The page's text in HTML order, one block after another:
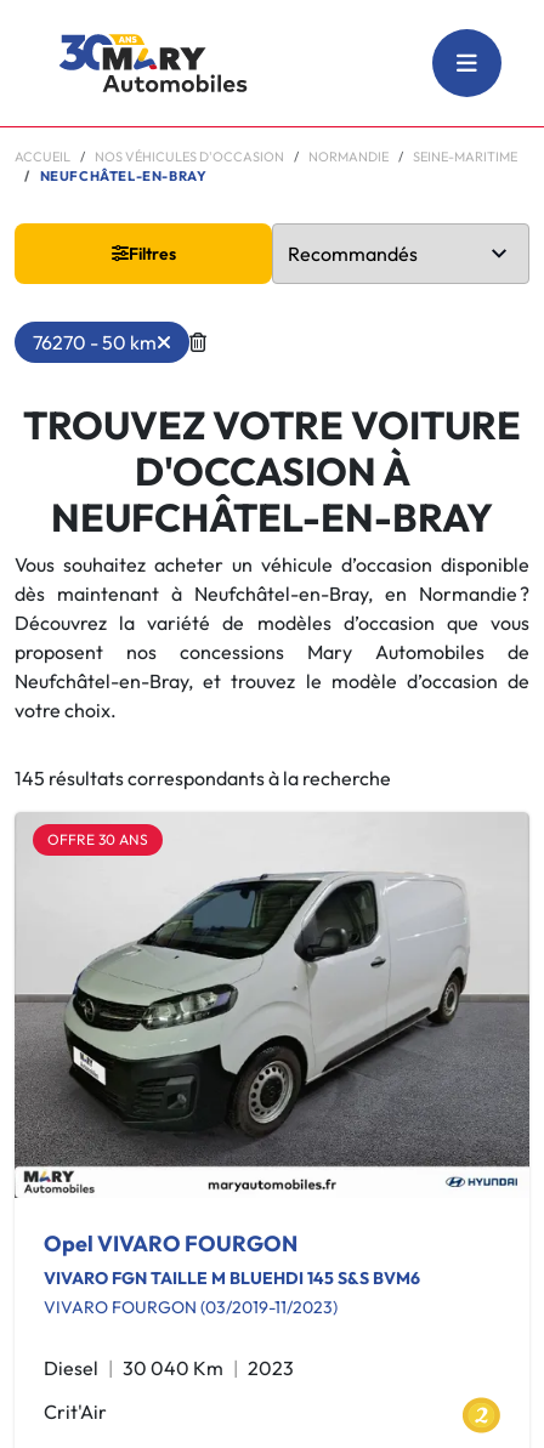
ACCUEIL NOS VÉHICULES D'OCCASION NORMANDIE
SEINE-MARITIME
NEUFCHÂTEL-EN-BRAY
Filtres
76270 - 50 km
TROUVEZ VOTRE VOITURE
D'OCCASION À
NEUFCHÂTEL-EN-BRAY
Vous souhaitez acheter un véhicule d’occasion disponible
dès maintenant à Neufchâtel-en-Bray, en Normandie ?
Découvrez la variété de modèles d’occasion que vous
proposent nos concessions Mary Automobiles de
Neufchâtel-en-Bray, et trouvez le modèle d’occasion de
votre choix.
145 résultats correspondants à la recherche
OFFRE 30 ANS
Opel VIVARO FOURGON
VIVARO FGN TAILLE M BLUEHDI 145 S&S BVM6
VIVARO FOURGON (03/2019-11/2023)
Diesel 30 040 Km
2023
Crit'Air